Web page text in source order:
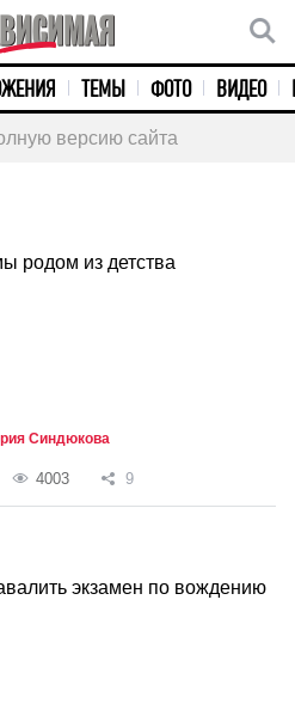
ТЕМЫ ФОТО ВИДЕО
версию сайта
родом из детства
Синдюкова
4003 9
экзамен по вождению